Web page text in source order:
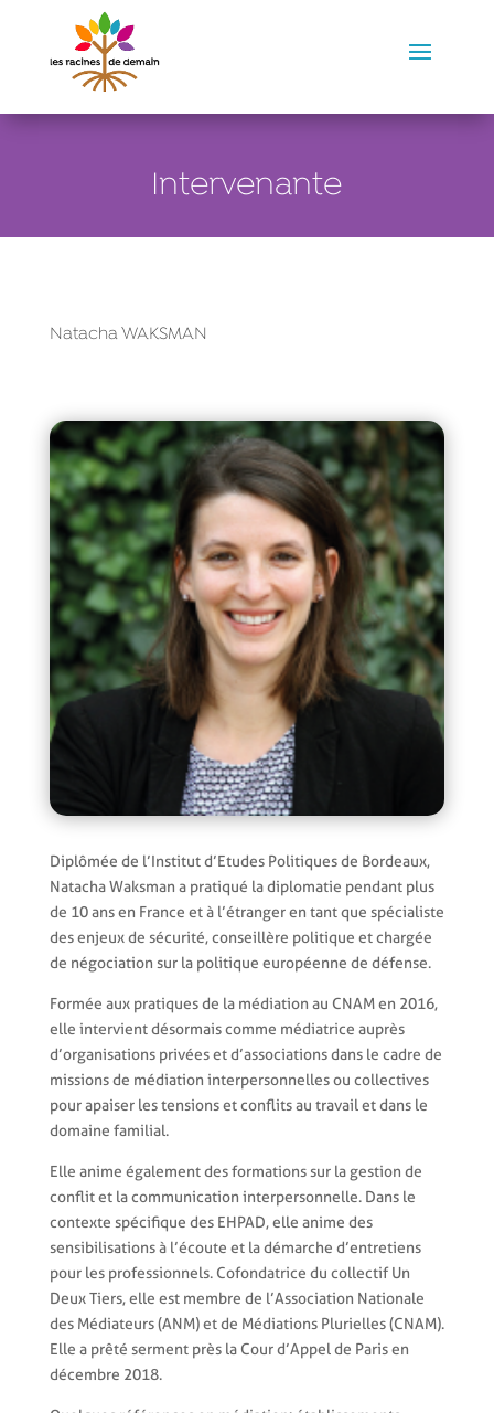
Intervenante
Natacha WAKSMAN
Diplômée de l’Institut d’Etudes Politiques de Bordeaux,
Natacha Waksman a pratiqué la diplomatie pendant plus
de 10 ans en France et à l’étranger en tant que spécialiste
des enjeux de sécurité, conseillère politique et chargée
de négociation sur la politique européenne de défense.
Formée aux pratiques de la médiation au CNAM en 2016,
elle intervient désormais comme médiatrice auprès
d’organisations privées et d’associations dans le cadre de
missions de médiation interpersonnelles ou collectives
pour apaiser les tensions et conflits au travail et dans le
domaine familial.
Elle anime également des formations sur la gestion de
conflit et la communication interpersonnelle. Dans le
contexte spécifique des EHPAD, elle anime des
sensibilisations à l’écoute et la démarche d’entretiens
pour les professionnels. Cofondatrice du collectif Un
Deux Tiers, elle est membre de l’Association Nationale
des Médiateurs (ANM) et de Médiations Plurielles (CNAM).
Elle a prêté serment près la Cour d’Appel de Paris en
décembre 2018.